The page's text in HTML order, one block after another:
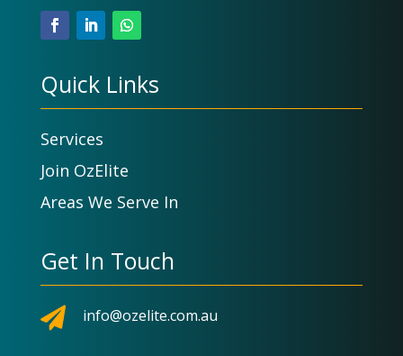
Quick Links
Services
Join OzElite
Areas We Serve In
Get In Touch
 info@ozelite.com.au